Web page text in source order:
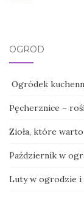
OGRÓD
Ogródek
Pęcherznice –
Zioła, które
Październik w
Luty w ogrodzie i